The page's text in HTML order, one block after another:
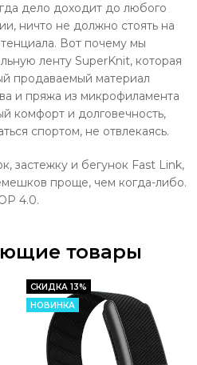
дело доходит до любого
ничто не должно стоять на
Вот почему мы
ленту SuperKnit, которая
продаваемый материал
и пряжа из микрофиламента
комфорт и долговечность,
спортом, не отвлекаясь.
застежку и бегунок Fast Link,
проще, чем когда-либо.
4.0.
товары
СКИДКА 13%
НОВИНКА